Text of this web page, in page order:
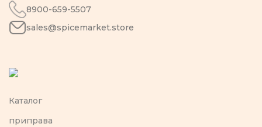
8900-659-5507
sales@spicemarket.store
Каталог
приправа